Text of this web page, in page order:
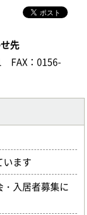
先
FAX：0156-
います
入居者募集に